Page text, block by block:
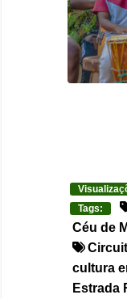
Tags:
Céu de
cultura
Estrada